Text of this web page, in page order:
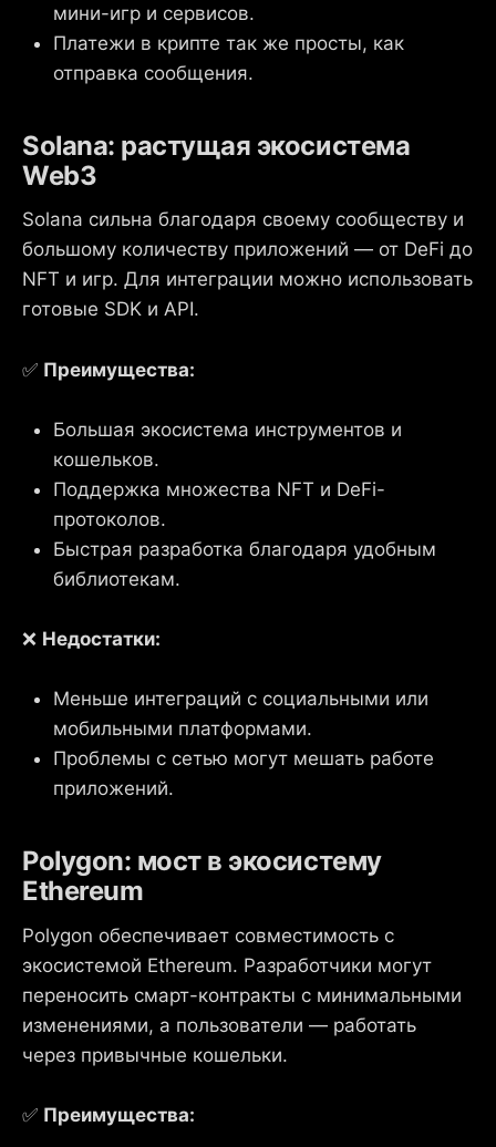
мини-игр и сервисов.
Платежи в крипте так же просты, как
отправка сообщения.
Solana: растущая экосистема
Web3
Solana сильна благодаря своему сообществу и
большому количеству приложений — от DeFi до
NFT и игр. Для интеграции можно использовать
готовые SDK и API.
✅ Преимущества:
Большая экосистема инструментов и
кошельков.
Поддержка множества NFT и DeFi-
протоколов.
Быстрая разработка благодаря удобным
библиотекам.
❌ Недостатки:
Меньше интеграций с социальными или
мобильными платформами.
Проблемы с сетью могут мешать работе
приложений.
Polygon: мост в экосистему
Ethereum
Polygon обеспечивает совместимость с
экосистемой Ethereum. Разработчики могут
переносить смарт-контракты с минимальными
изменениями, а пользователи — работать
через привычные кошельки.
✅ Преимущества: